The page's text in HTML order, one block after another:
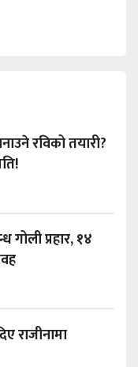
रविको तयारी?
गोली प्रहार, १४
राजीनामा